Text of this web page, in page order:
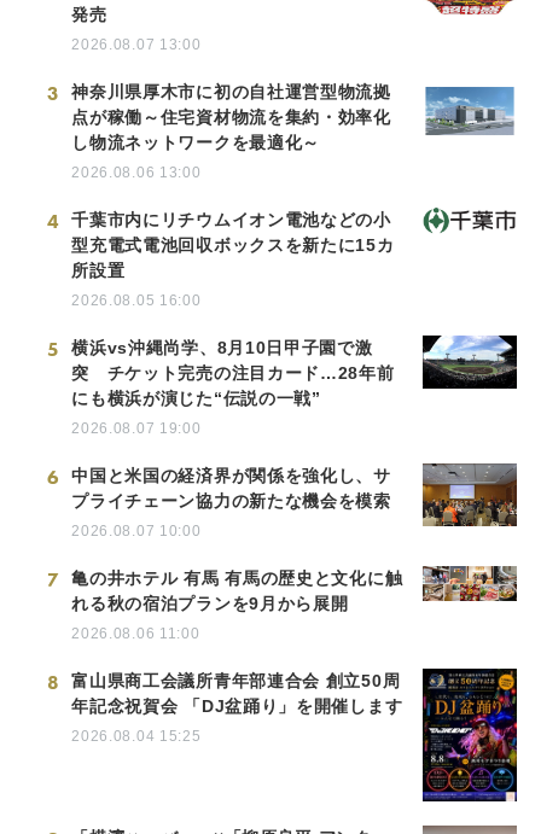
発売
2026.08.07 13:00
3
神奈川県厚木市に初の自社運営型物流拠
点が稼働～住宅資材物流を集約・効率化
し物流ネットワークを最適化～
2026.08.06 13:00
4
千葉市内にリチウムイオン電池などの小
型充電式電池回収ボックスを新たに15カ
所設置
2026.08.05 16:00
5
横浜vs沖縄尚学、8月10日甲子園で激
突 チケット完売の注目カード…28年前
にも横浜が演じた“伝説の一戦”
2026.08.07 19:00
6
中国と米国の経済界が関係を強化し、サ
プライチェーン協力の新たな機会を模索
2026.08.07 10:00
7
亀の井ホテル 有馬 有馬の歴史と文化に触
れる秋の宿泊プランを9月から展開
2026.08.06 11:00
8
富山県商工会議所青年部連合会 創立50周
年記念祝賀会 「DJ盆踊り」を開催します
2026.08.04 15:25